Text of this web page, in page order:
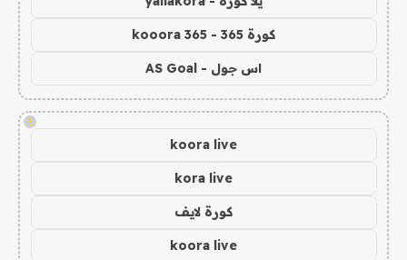
كورة 365 - kooora 365
اس جول - AS Goal
!
koora live
kora live
كورة لايف
koora live